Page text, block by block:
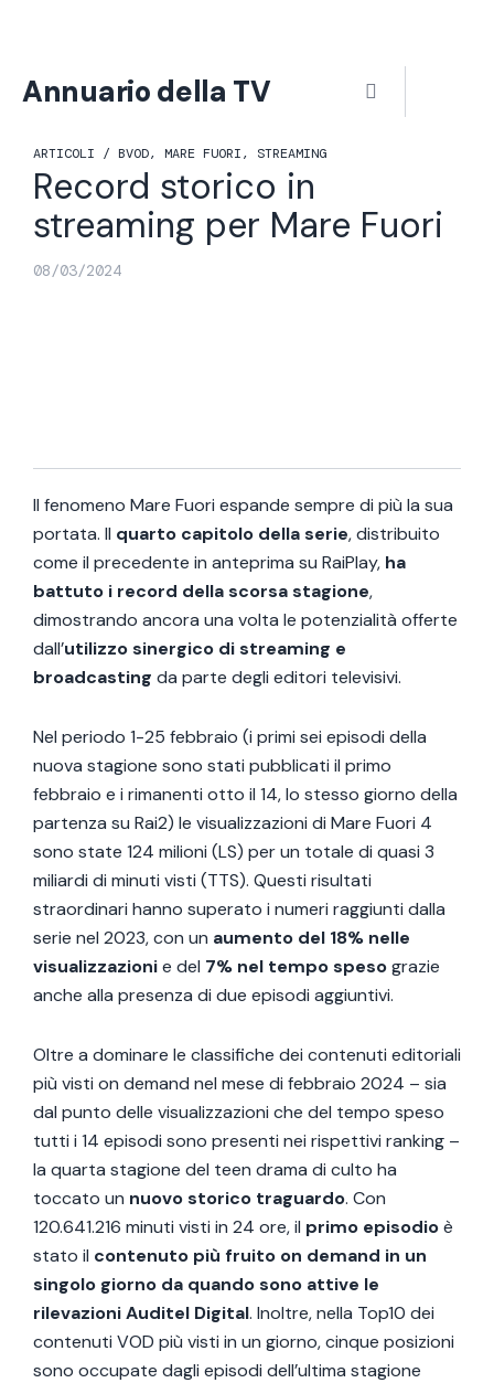
Annuario della TV Menu
ARTICOLI / BVOD, MARE FUORI, STREAMING
Record storico in
streaming per Mare Fuori
08/03/2024
Il fenomeno Mare Fuori espande sempre di più la sua
portata. Il quarto capitolo della serie, distribuito
come il precedente in anteprima su RaiPlay, ha
battuto i record della scorsa stagione,
dimostrando ancora una volta le potenzialità offerte
dall’utilizzo sinergico di streaming e
broadcasting da parte degli editori televisivi.
Nel periodo 1-25 febbraio (i primi sei episodi della
nuova stagione sono stati pubblicati il primo
febbraio e i rimanenti otto il 14, lo stesso giorno della
partenza su Rai2) le visualizzazioni di Mare Fuori 4
sono state 124 milioni (LS) per un totale di quasi 3
miliardi di minuti visti (TTS). Questi risultati
straordinari hanno superato i numeri raggiunti dalla
serie nel 2023, con un aumento del 18% nelle
visualizzazionie del 7% nel tempo spesograzie
anche alla presenza di due episodi aggiuntivi.
Oltre a dominare le classifiche dei contenuti editoriali
più visti on demand nel mese di febbraio 2024 – sia
dal punto delle visualizzazioni che del tempo speso
tutti i 14 episodi sono presenti nei rispettivi ranking –
la quarta stagione del teen drama di culto ha
toccato un nuovo storico traguardo. Con
120.641.216 minuti visti in 24 ore, il primo episodioè
stato il contenuto più fruito on demand in un
singolo giorno da quando sono attive le
rilevazioni Auditel Digital. Inoltre, nella Top10 dei
contenuti VOD più visti in un giorno, cinque posizioni
sono occupate dagli episodi dell’ultima stagione